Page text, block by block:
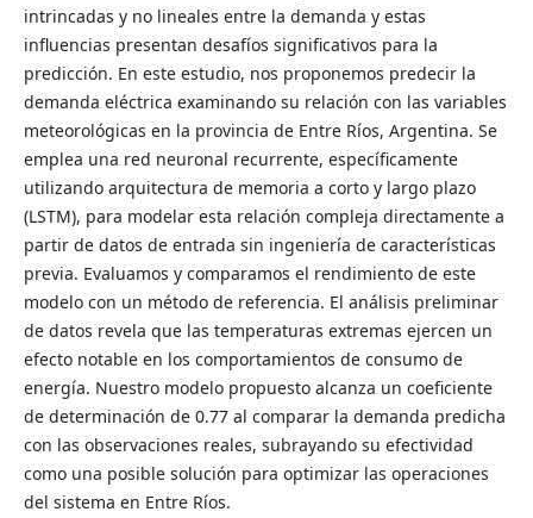
intrincadas y no lineales entre la demanda y estas
influencias presentan desafíos significativos para la
predicción. En este estudio, nos proponemos predecir la
demanda eléctrica examinando su relación con las variables
meteorológicas en la provincia de Entre Ríos, Argentina. Se
emplea una red neuronal recurrente, específicamente
utilizando arquitectura de memoria a corto y largo plazo
(LSTM), para modelar esta relación compleja directamente a
partir de datos de entrada sin ingeniería de características
previa. Evaluamos y comparamos el rendimiento de este
modelo con un método de referencia. El análisis preliminar
de datos revela que las temperaturas extremas ejercen un
efecto notable en los comportamientos de consumo de
energía. Nuestro modelo propuesto alcanza un coeficiente
de determinación de 0.77 al comparar la demanda predicha
con las observaciones reales, subrayando su efectividad
como una posible solución para optimizar las operaciones
del sistema en Entre Ríos.